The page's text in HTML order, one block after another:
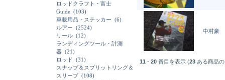
ロッドクラフト・富士
Guide (103)
車載用品・ステッカー (6)
ルアー (2524)
リール (12)
ランディングツール・計測
器 (21)
ロッド (31)
スナップ＆スプリットリング＆
スリーブ (108)
中村豪
11 - 20 番目を表示 (23 ある商品